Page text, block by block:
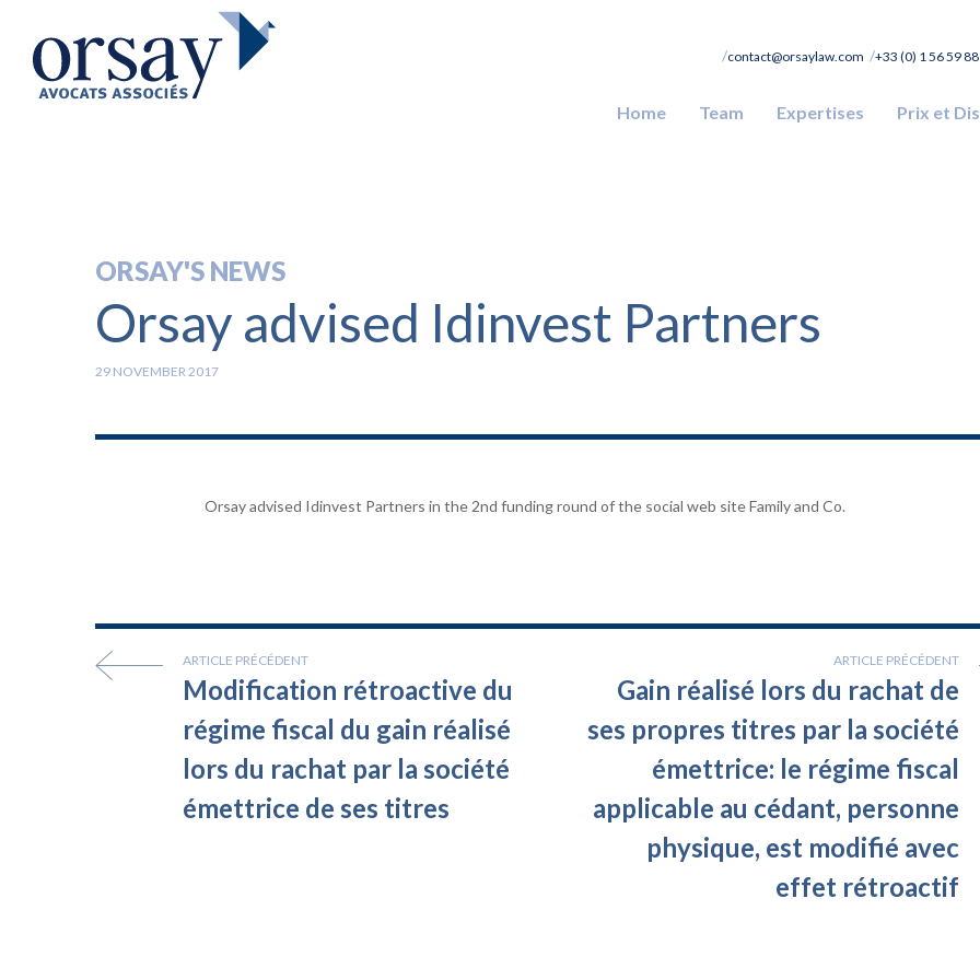
contact@orsaylaw.com +33 (0) 1 56 59
Home Team Expertises Prix et
ORSAY'S NEWS
Orsay advised Idinvest Partners
29 NOVEMBER 2017
Orsay advised Idinvest Partners in the 2nd funding round of the social web site Family and Co.
ARTICLE PRÉCÉDENT
Modification rétroactive du
régime fiscal du gain réalisé
lors du rachat par la société
émettrice de ses titres
ARTICLE PRÉCÉDENT
Gain réalisé lors du rachat de
ses propres titres par la société
émettrice: le régime fiscal
applicable au cédant, personne
physique, est modifié avec
effet rétroactif